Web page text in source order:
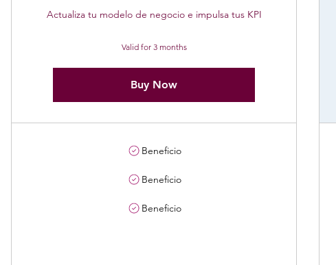
Actualiza tu modelo de negocio e impulsa tus KPI
Valid for 3 months
Buy Now
Beneficio
Beneficio
Beneficio